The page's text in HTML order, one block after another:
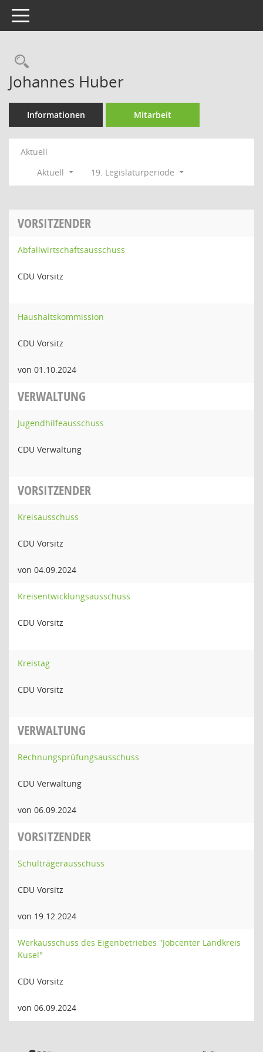
Toggle navigation
Rechercheauswahl
Johannes Huber
Informationen Mitarbeit
Aktuell
Aktuell
19. Legislaturperiode
VORSITZENDER
Abfallwirtschaftsausschuss
CDU Vorsitz
Haushaltskommission
CDU Vorsitz
von 01.10.2024
VERWALTUNG
Jugendhilfeausschuss
CDU Verwaltung
VORSITZENDER
Kreisausschuss
CDU Vorsitz
von 04.09.2024
Kreisentwicklungsausschuss
CDU Vorsitz
Kreistag
CDU Vorsitz
VERWALTUNG
Rechnungsprüfungsausschuss
CDU Verwaltung
von 06.09.2024
VORSITZENDER
Schulträgerausschuss
CDU Vorsitz
von 19.12.2024
Werkausschuss des Eigenbetriebes "Jobcenter Landkreis
Kusel"
CDU Vorsitz
von 06.09.2024